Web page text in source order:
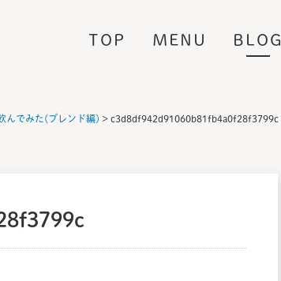
TOP MENU BLOG
んでみた(ブレンド編) > c3d8df942d91060b81fb4a0f28f3799c